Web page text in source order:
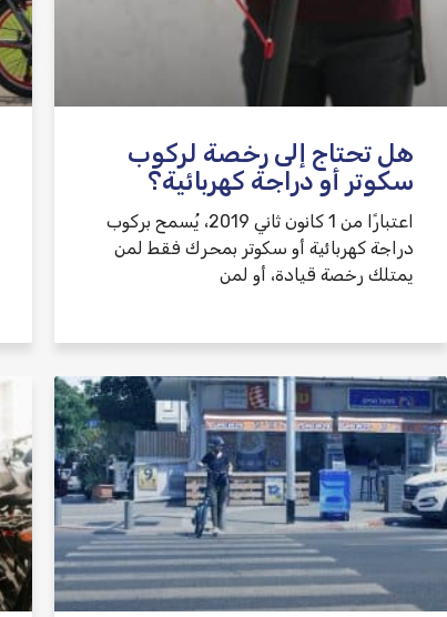
هل تحتاج إلى رخصة لركوب
سكوتر أو دراجة كهربائية؟
اعتبارًا من 1 كانون ثاني 2019، يُسمح بركوب
دراجة كهربائية أو سكوتر بمحرك فقط لمن
يمتلك رخصة قيادة، أو لمن